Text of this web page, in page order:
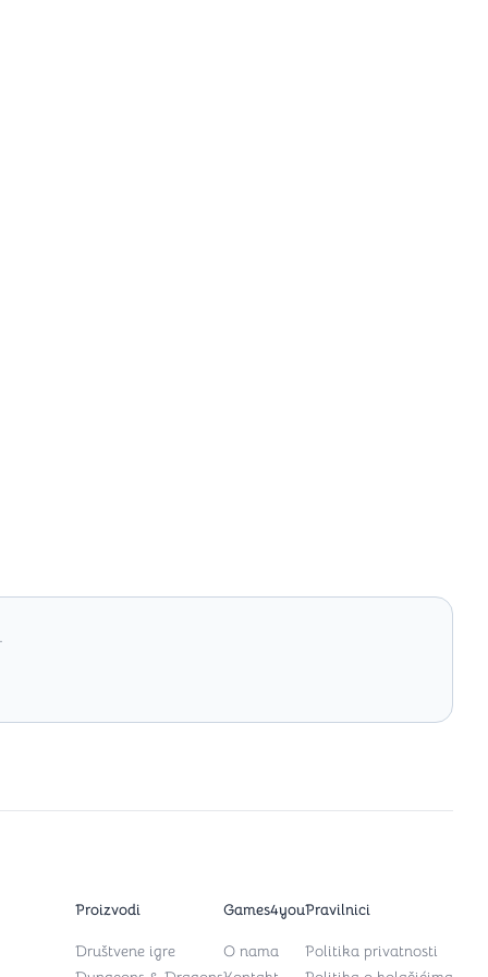
Proizvodi
Društvene igre
Games4you
O nama
Pravilnici
Politika privatnosti